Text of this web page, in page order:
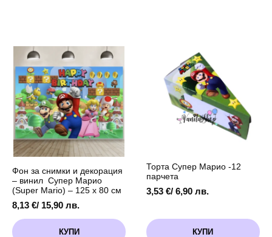
Фон за снимки и декорация
– винил Супер Марио
(Super Mario) – 125 х 80 см
8,13 €/ 15,90 лв.
КУПИ
Торта Супер Марио -12
парчета
3,53 €/ 6,90 лв.
КУПИ